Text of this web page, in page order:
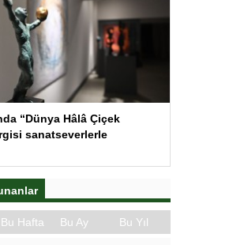
“Dünya Hâlâ Çiçek
sanatseverlerle
Bu Hafta Bu Ay Bu Yıl